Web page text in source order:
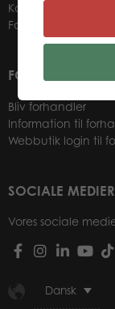
Kontakter
Forhandlere
FOR VORES
Bliv forhandler
Information til
Webbutik login til
SOCIALE MEDIER
Vores sociale
Dansk